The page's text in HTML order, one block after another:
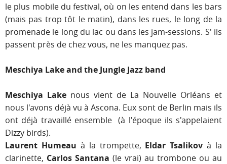
le plus mobile du festival, où on les entend dans les bars
(mais pas trop tôt le matin), dans les rues, le long de la
promenade le long du lac ou dans les jam-sessions. S' ils
passent près de chez vous, ne les manquez pas.
Meschiya Lake and the Jungle Jazz band
Meschiya Lake nous vient de La Nouvelle Orléans et
nous l'avons déjà vu à Ascona. Eux sont de Berlin mais ils
ont déjà travaillé ensemble (à l'époque ils s'appelaient
Dizzy birds).
Laurent Humeau à la trompette, Eldar Tsalikov à la
clarinette, Carlos Santana (le vrai) au trombone ou au